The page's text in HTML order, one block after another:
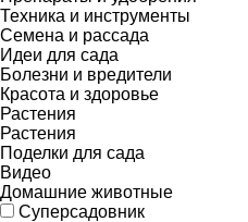
Техника и инструменты
Семена и рассада
Идеи для сада
Болезни и вредители
Красота и здоровье
Растения
Растения
Поделки для сада
Видео
Домашние животные
Суперсадовник